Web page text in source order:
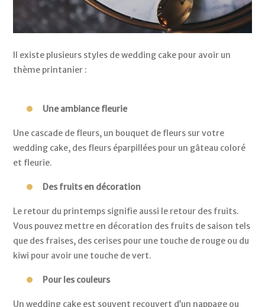
Il existe plusieurs styles de wedding cake pour avoir un
thème printanier :
Une ambiance fleurie
Une cascade de fleurs, un bouquet de fleurs sur votre
wedding cake, des fleurs éparpillées pour un gâteau coloré
et fleurie.
Des fruits en décoration
Le retour du printemps signifie aussi le retour des fruits.
Vous pouvez mettre en décoration des fruits de saison tels
que des fraises, des cerises pour une touche de rouge ou du
kiwi pour avoir une touche de vert.
Pour les couleurs
Un wedding cake est souvent recouvert d’un nappage ou